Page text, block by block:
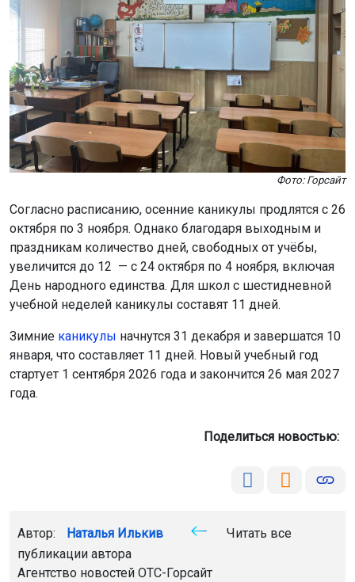
Фото: Горсайт
Согласно расписанию, осенние каникулы продлятся с 26
октября по 3 ноября. Однако благодаря выходным и
праздникам количество дней, свободных от учёбы,
увеличится до 12 — с 24 октября по 4 ноября, включая
День народного единства. Для школ с шестидневной
учебной неделей каникулы составят 11 дней.
Зимние каникулы начнутся 31 декабря и завершатся 10
января, что составляет 11 дней. Новый учебный год
стартует 1 сентября 2026 года и закончится 26 мая 2027
года.
Поделиться новостью:
Автор: Наталья Илькив
Читать все
публикации автора
Агентство новостей ОТС-Горсайт